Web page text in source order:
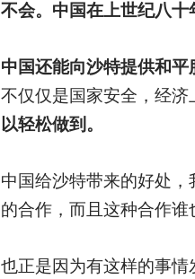
不会。中国在上世纪八十
中国还能向沙特提供和
不仅仅是国家安全，经济
以轻松做到。
中国给沙特带来的好处，
的合作，而且这种合作谁
也正是因为有这样的事情